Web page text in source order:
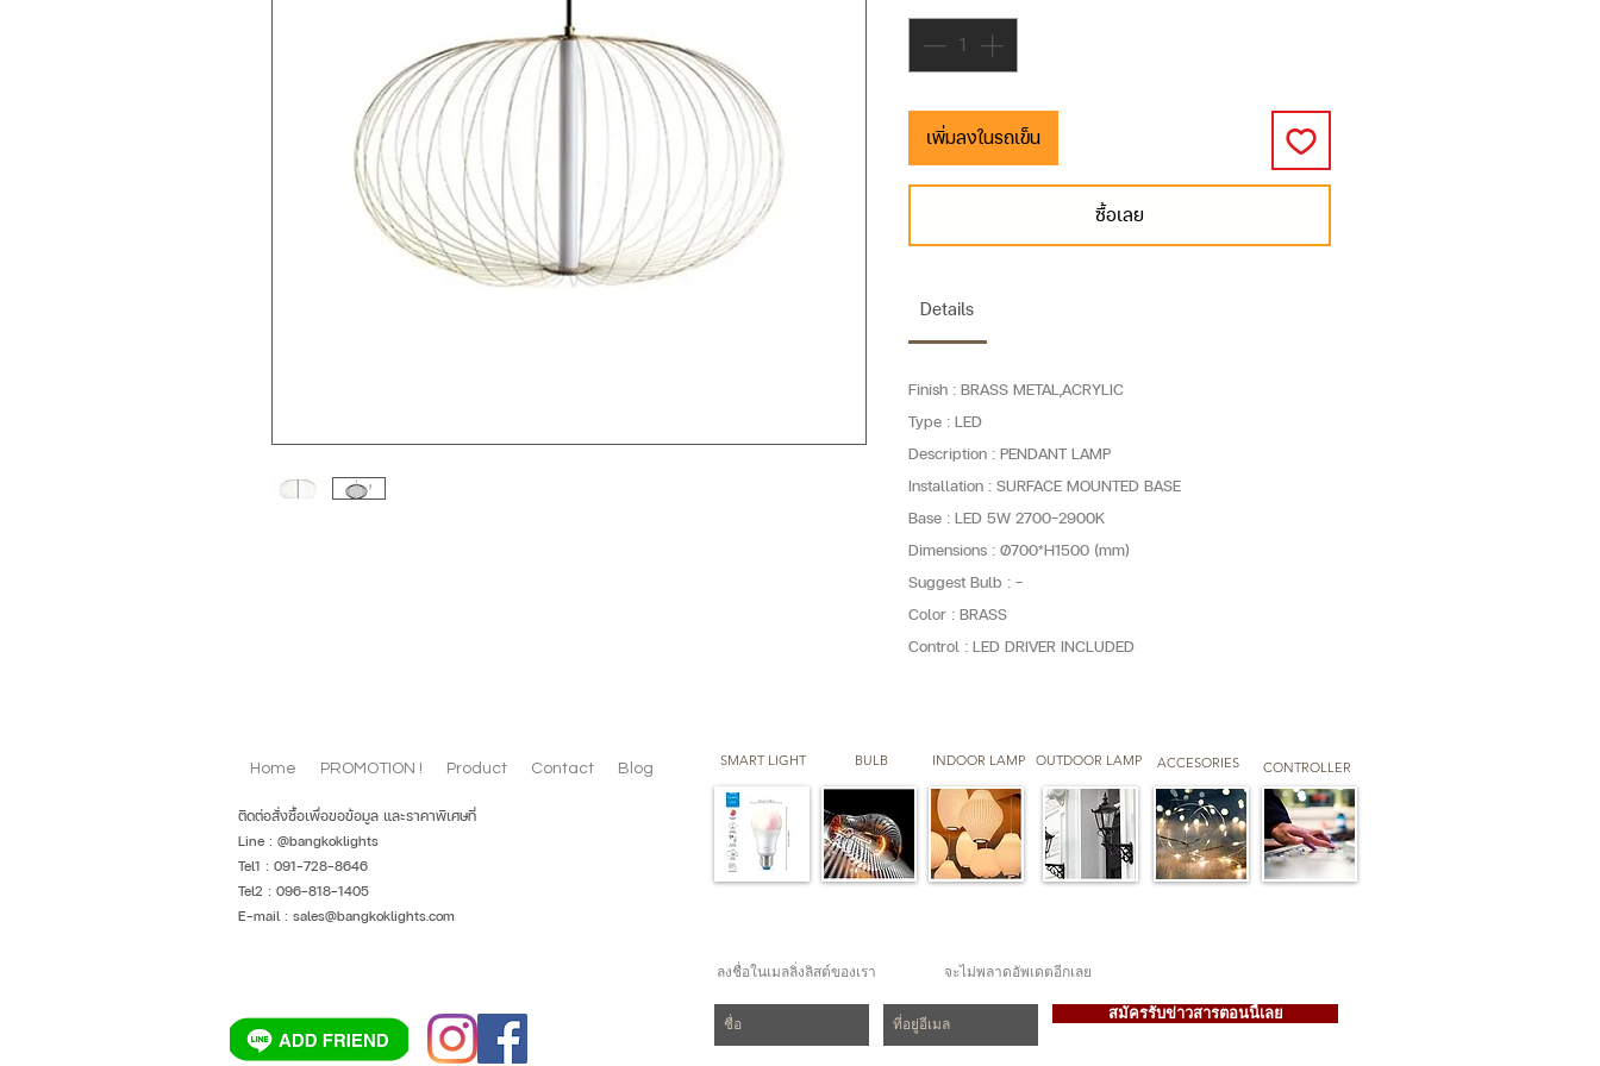
เพิ่มลงในรถเข็น
ซื้อเลย
Details
Finish : BRASS METAL,ACRYLIC
Type : LED
Description : PENDANT LAMP
Installation : SURFACE MOUNTED BASE
Base : LED 5W 2700-2900K
Dimensions : Ø700*H1500 (mm)
Suggest Bulb : -
Color : BRASS
Control : LED DRIVER INCLUDED
Home PROMOTION ! Product Contact Blog
ติดต่อสั่งซื้อเพื่อขอข้อมูล และราคาพิเศษที่
Line : @bangkoklights
Tel1 : 091-728-8646
Tel2 : 096-818-1405
E-mail : sales@bangkoklights.com
SMART LIGHT BULB INDOOR LAMP OUTDOOR LAMP ACCESORIES CONTROLLER
ลงชื่อในเมลลิ่งลิสต์ของเรา จะไม่พลาดอัพเดตอีกเลย
สมัครรับข่าวสารตอนนี้เลย